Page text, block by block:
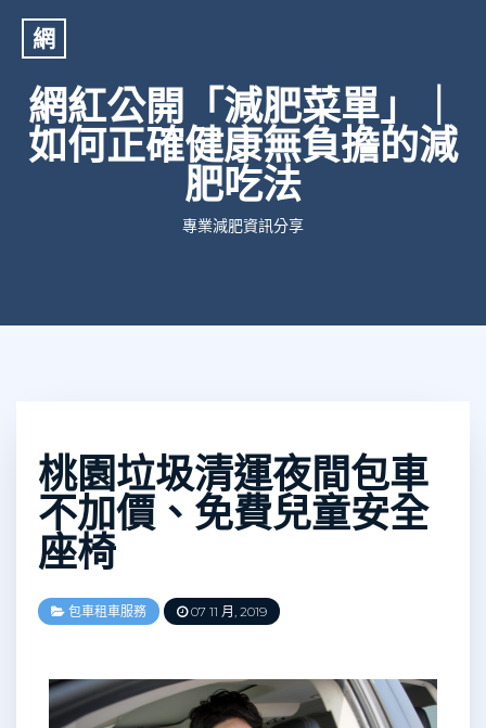
網
網紅公開「減肥菜單」｜
如何正確健康無負擔的減
肥吃法
專業減肥資訊分享
桃園垃圾清運夜間包車
不加價、免費兒童安全
座椅
包車租車服務 07 11 月, 2019